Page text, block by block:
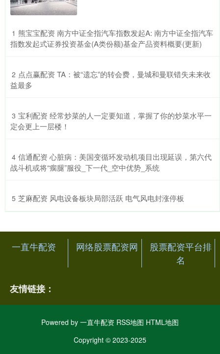
1 ​熊宝宝配资 南方中证全指汽车指数发起A: 南方中证全指汽车
指数发起式证券投资基金(A类份额)基金产品资料概要(更新)
2 ​点点赢配资 TA：被“遗忘”的转会费，曼城和曼联错失未来收
益最多
3 ​宝利配资 经常炒菜的人一定要知道，掌握了你的炒菜水平一
定会更上一层楼！
4 ​信通配资 心脏病：美国变循环发动机项目出现延误，第六代
战斗机或将“瘸腿”服役_下一代_空中优势_系统
5 ​芝麻配资 风电设备板块局部活跃 电气风电封涨停板
一直牛配资 网络股票配资网
股票配资平台排
名
友情链接：
Powered by 一直牛配资 RSS地图 HTML地图
Copyright © 2023-2025